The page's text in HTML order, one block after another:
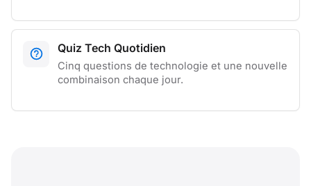
Quiz Tech Quotidien
Cinq questions de technologie et une nouvelle
combinaison chaque jour.